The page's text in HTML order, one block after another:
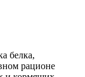
белка,
рационе